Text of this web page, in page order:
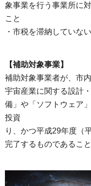
象事業を行う事業所に
こと
・市税を滞納していな
【補助対象事業】
補助対象事業者が、市
宇宙産業に関する設計
備」や「ソフトウェア
投資
り、かつ平成29年度（
完了するものであること